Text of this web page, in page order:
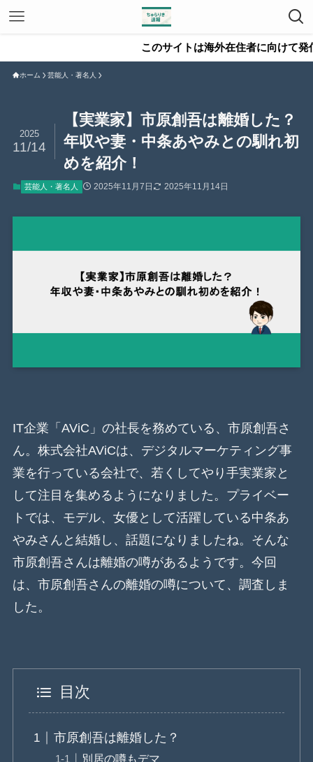
このサイトは海外在住者に向けて発信してい
ホーム 芸能人・著名人
【実業家】市原創吾は離婚した？
年収や妻・中条あやみとの馴れ初
めを紹介！
2025
11/14
芸能人・著名人 2025年11月7日 2025年11月14日
IT企業「AViC」の社長を務めている、市原創吾さ
ん。株式会社AViCは、デジタルマーケティング事
業を行っている会社で、若くしてやり手実業家と
して注目を集めるようになりました。プライベー
トでは、モデル、女優として活躍している中条あ
やみさんと結婚し、話題になりましたね。そんな
市原創吾さんは離婚の噂があるようです。今回
は、市原創吾さんの離婚の噂について、調査しま
した。
目次
市原創吾は離婚した？
別居の噂もデマ